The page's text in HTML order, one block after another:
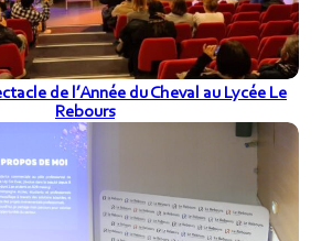
de l’Année du Cheval au Lycée Le
Rebours